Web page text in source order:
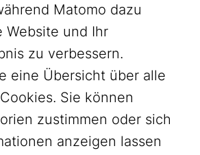
Matomo dazu
Website und Ihr
zu verbessern.
eine Übersicht über alle
Sie können
zustimmen oder sich
anzeigen lassen